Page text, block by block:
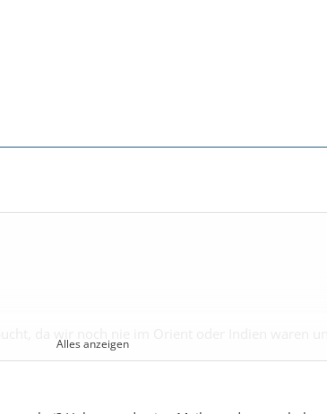
magic gebucht, dass man sich dort evtl
Alles anzeigen